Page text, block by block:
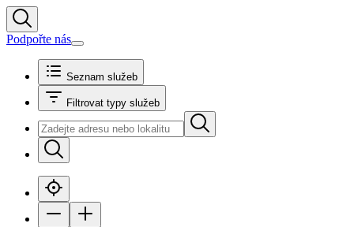
Podpořte nás
Seznam služeb
Filtrovat typy služeb